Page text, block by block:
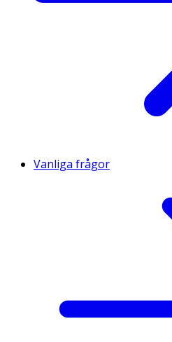
Vanliga frågor